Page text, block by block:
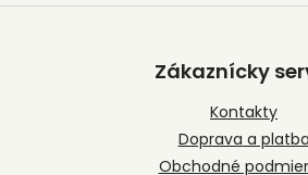
Z
Zákaznícky
Kontakty
Doprava a platba
Obchodné